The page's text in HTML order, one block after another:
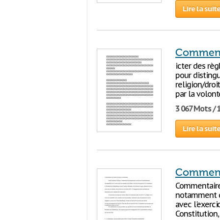
Lire la
icter des
pour
religion/
par la
3 067 Mots /
Lire la
notamment
avec